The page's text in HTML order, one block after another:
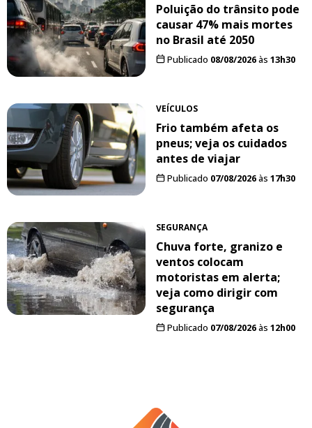
Poluição do trânsito pode
causar 47% mais mortes
no Brasil até 2050
Publicado 08/08/2026às 13h30
VEÍCULOS
Frio também afeta os
pneus; veja os cuidados
antes de viajar
Publicado 07/08/2026às 17h30
SEGURANÇA
Chuva forte, granizo e
ventos colocam
motoristas em alerta;
veja como dirigir com
segurança
Publicado 07/08/2026às 12h00